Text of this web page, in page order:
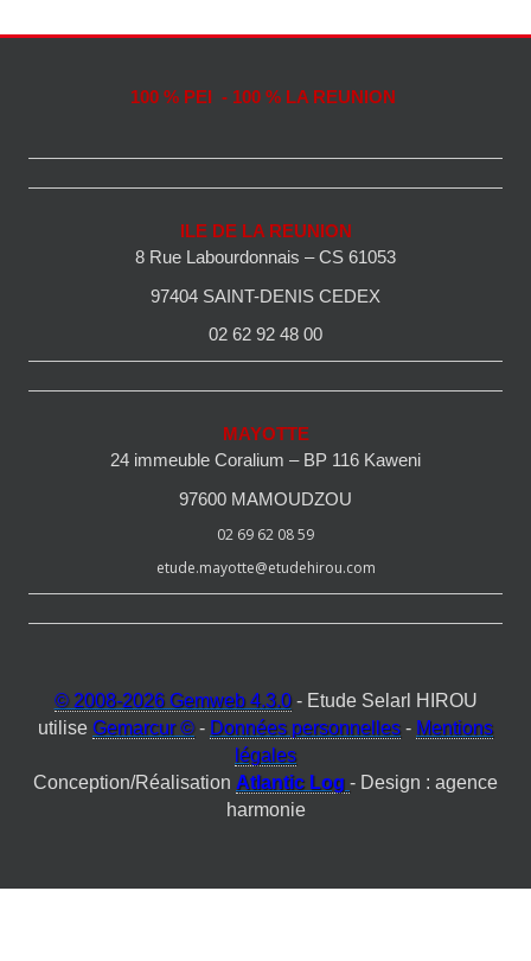
100 % PEI - 100 % LA REUNION
ILE DE LA REUNION
8 Rue Labourdonnais – CS 61053
97404 SAINT-DENIS CEDEX
02 62 92 48 00
MAYOTTE
24 immeuble Coralium – BP 116 Kaweni
97600 MAMOUDZOU
02 69 62 08 59
etude.mayotte@etudehirou.com
© 2008-2026 Gemweb 4.3.0- Etude Selarl HIROU
utilise Gemarcur © - Données personnelles - Mentions
légales
Conception/Réalisation Atlantic Log - Design : agence
harmonie